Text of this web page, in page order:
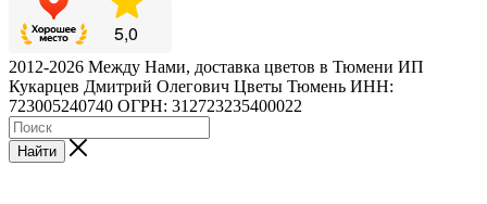
2012-2026 Между Нами, доставка цветов в Тюмени ИП
Кукарцев Дмитрий Олегович Цветы Тюмень ИНН:
723005240740 ОГРН: 312723235400022
Найти